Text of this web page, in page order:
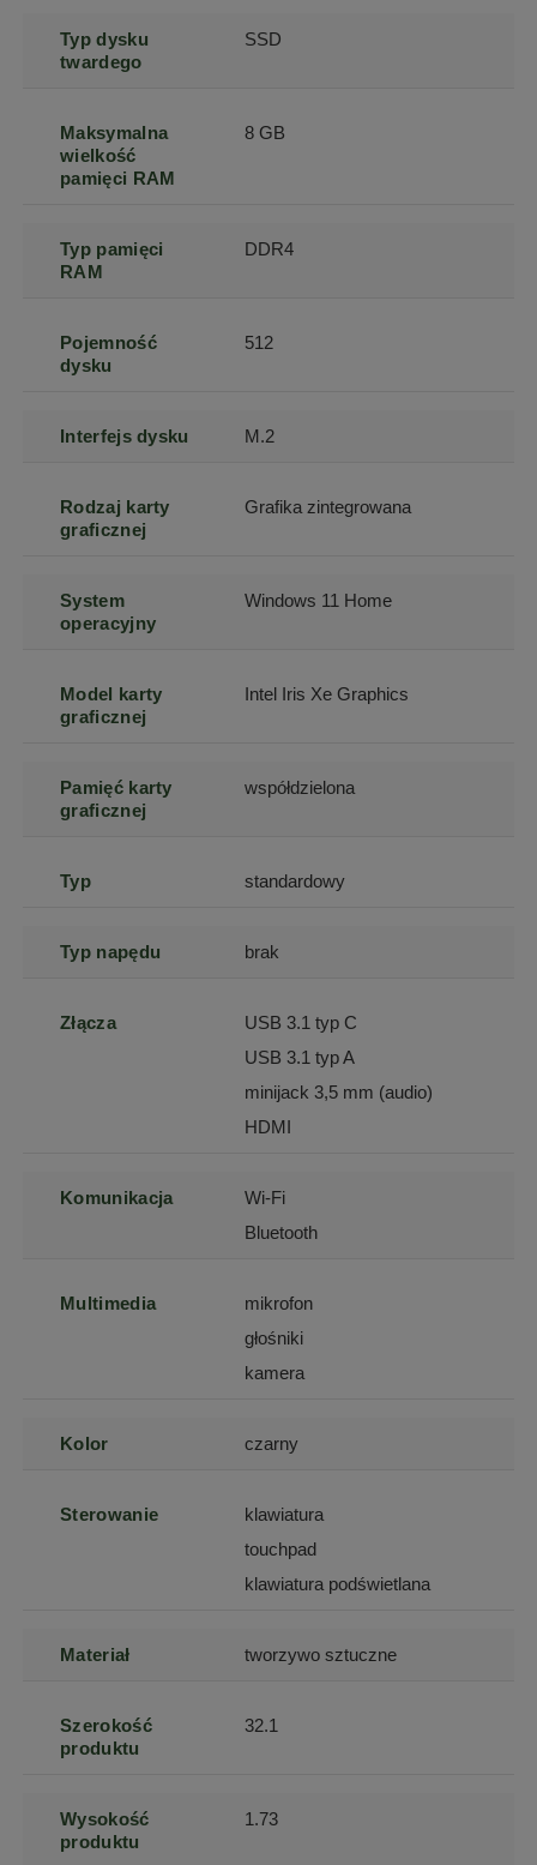
Typ dysku
twardego
SSD
Maksymalna
wielkość
pamięci RAM
8 GB
Typ pamięci
RAM
DDR4
Pojemność
dysku
512
Interfejs dysku M.2
Rodzaj karty
graficznej
Grafika zintegrowana
System
operacyjny
Windows 11 Home
Model karty
graficznej
Intel Iris Xe Graphics
Pamięć karty
graficznej
współdzielona
Typ standardowy
Typ napędu brak
Złącza
USB 3.1 typ C
USB 3.1 typ A
minijack 3,5 mm (audio)
HDMI
Komunikacja
Wi-Fi
Bluetooth
Multimedia
mikrofon
głośniki
kamera
Kolor czarny
Sterowanie
klawiatura
touchpad
klawiatura podświetlana
Materiał tworzywo sztuczne
Szerokość
produktu
32.1
Wysokość
produktu
1.73